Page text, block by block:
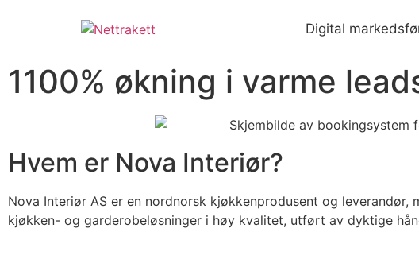
Digital
1100% økning i varme
Hvem er Nova Interiør?
Nova Interiør AS er en nordnorsk kjøkkenprodusent og
kjøkken- og garderobeløsninger i høy kvalitet, utført av dyktige